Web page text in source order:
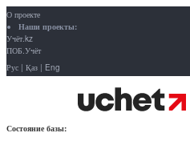
О проекте
Наши проекты:
Учёт.kz
ПОБ.Учёт
Рус | Қаз | Eng
Состояние базы: